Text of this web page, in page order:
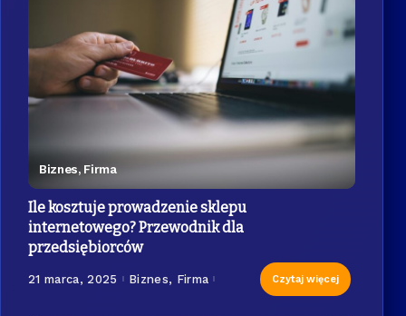
Biznes, Firma
Ile kosztuje prowadzenie sklepu
internetowego? Przewodnik dla
przedsiębiorców
21 marca, 2025 Biznes, Firma Czytaj więcej